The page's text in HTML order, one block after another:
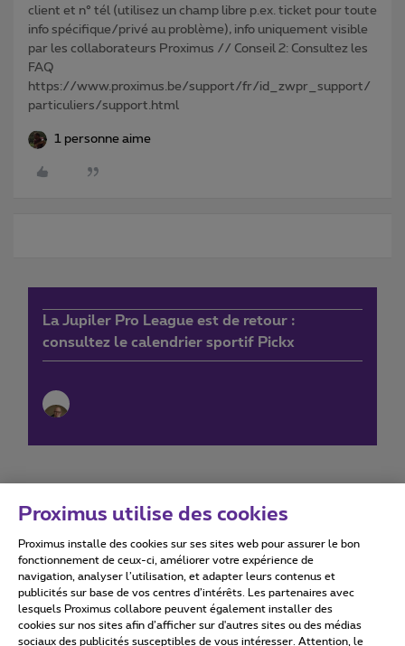
client et n° tél (utilisez un champ libre p.ex. ticket pour toute
info spécifique/privé au problème), info uniquement visible
par les collaborateurs Proximus // Conseil 2: Consultez les
FAQ
https://www.proximus.be/support/fr/id_zwpr_support/
particuliers/support.html
1 personne aime
La Jupiler Pro League est de retour :
consultez le calendrier sportif Pickx
Conditions d'utilisation Accessibility statement
Proximus utilise des cookies
Proximus installe des cookies sur ses sites web pour assurer le bon
fonctionnement de ceux-ci, améliorer votre expérience de
navigation, analyser l’utilisation, et adapter leurs contenus et
publicités sur base de vos centres d’intérêts. Les partenaires avec
lesquels Proximus collabore peuvent également installer des
cookies sur nos sites afin d’afficher sur d'autres sites ou des médias
sociaux des publicités susceptibles de vous intéresser. Attention, le